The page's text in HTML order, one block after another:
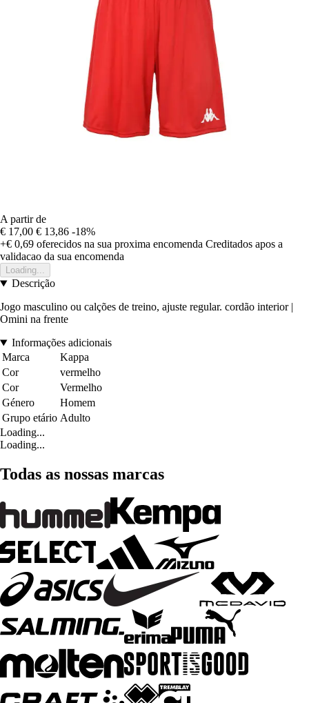
A partir de
€ 17,00 € 13,86 -18%
+€ 0,69 oferecidos na sua proxima encomenda Creditados apos a
validacao da sua encomenda
Loading...
Descrição
Jogo masculino ou calções de treino, ajuste regular. cordão interior |
Omini na frente
Informações adicionais
Marca
Kappa
Cor
vermelho
Cor
Vermelho
Género
Homem
Grupo etário Adulto
Loading...
Loading...
Todas as nossas marcas